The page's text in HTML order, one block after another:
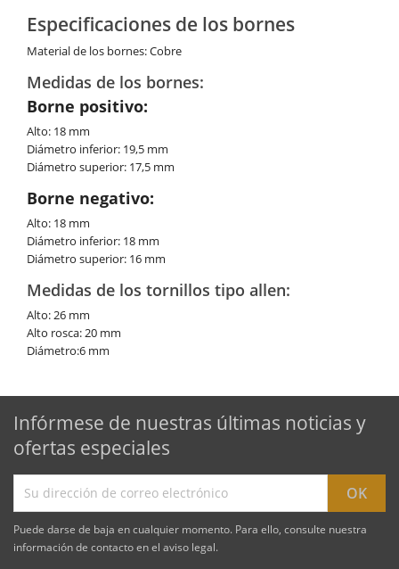
Especificaciones de los bornes
Material de los bornes: Cobre
Medidas de los bornes:
Borne positivo:
Alto: 18 mm
Diámetro inferior: 19,5 mm
Diámetro superior: 17,5 mm
Borne negativo:
Alto: 18 mm
Diámetro inferior: 18 mm
Diámetro superior: 16 mm
Medidas de los tornillos tipo allen:
Alto: 26 mm
Alto rosca: 20 mm
Diámetro:6 mm
Infórmese de nuestras últimas noticias y
ofertas especiales
Puede darse de baja en cualquier momento. Para ello, consulte nuestra
información de contacto en el aviso legal.